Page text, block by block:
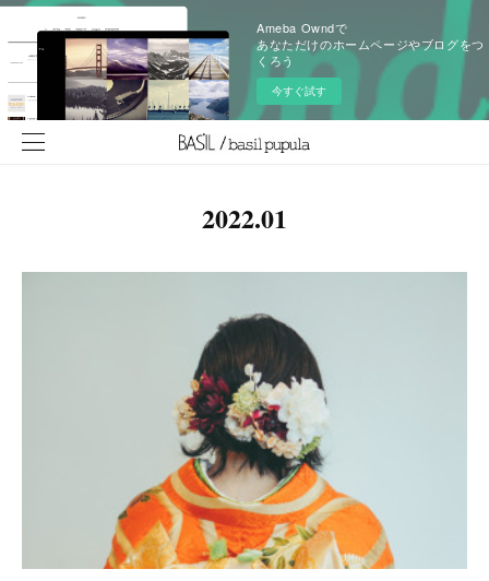
Ameba Owndで
あなただけのホームページやブログをつ
くろう
今すぐ試す
2022.01